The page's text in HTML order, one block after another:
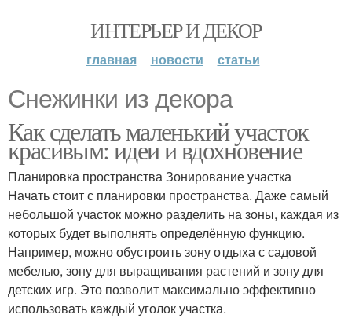
ИНТЕРЬЕР И ДЕКОР
главная новости статьи
Снежинки из декора
Как сделать маленький участок
красивым: идеи и вдохновение
Планировка пространства Зонирование участка
Начать стоит с планировки пространства. Даже самый
небольшой участок можно разделить на зоны, каждая из
которых будет выполнять определённую функцию.
Например, можно обустроить зону отдыха с садовой
мебелью, зону для выращивания растений и зону для
детских игр. Это позволит максимально эффективно
использовать каждый уголок участка.